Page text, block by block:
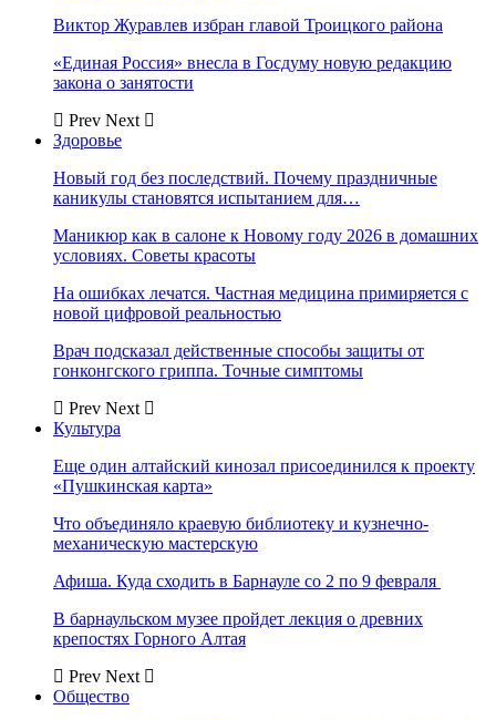
Виктор Журавлев избран главой Троицкого района
«Единая Россия» внесла в Госдуму новую редакцию
закона о занятости
Prev Next
Здоровье
Новый год без последствий. Почему праздничные
каникулы становятся испытанием для…
Маникюр как в салоне к Новому году 2026 в домашних
условиях. Советы красоты
На ошибках лечатся. Частная медицина примиряется с
новой цифровой реальностью
Врач подсказал действенные способы защиты от
гонконгского гриппа. Точные симптомы
Prev Next
Культура
Еще один алтайский кинозал присоединился к проекту
«Пушкинская карта»
Что объединяло краевую библиотеку и кузнечно-
механическую мастерскую
Афиша. Куда сходить в Барнауле со 2 по 9 февраля
В барнаульском музее пройдет лекция о древних
крепостях Горного Алтая
Prev Next
Общество